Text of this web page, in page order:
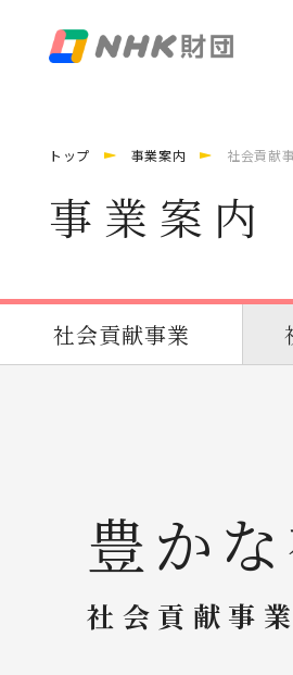
トップ 事業案内 社会貢献
事業案内
社会貢献事業
豊か
社会貢献事業